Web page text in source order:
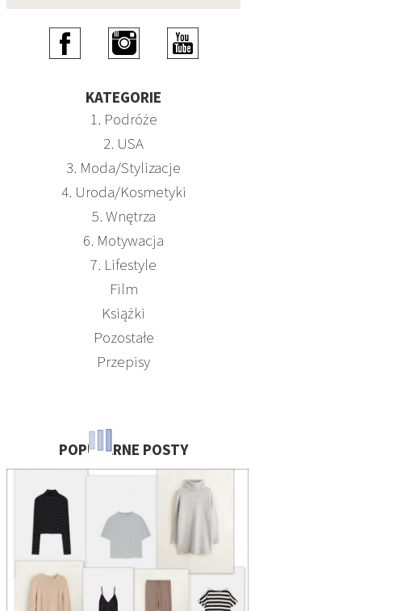
KATEGORIE
1. Podróże
2. USA
3. Moda/Stylizacje
4. Uroda/Kosmetyki
5. Wnętrza
6. Motywacja
7. Lifestyle
Film
Książki
Pozostałe
Przepisy
POPULARNE POSTY